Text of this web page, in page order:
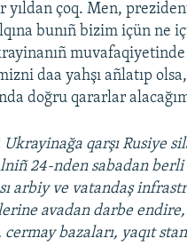
yıldan çoq. Men,
bunıñ bizim içün ne
daa yahşı añlatıp
doğru qararlar
Ukrayinağa qarşı Rusiye
24-nden sabadan berli
arbiy ve vatandaş
avadan darbe endire,
bazaları, yaqıt